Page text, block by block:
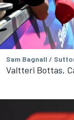
Sam Bagnall /
Valtteri Bottas,